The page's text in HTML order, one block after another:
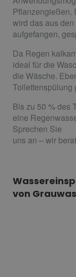
Pflanzengießen.
wird das aus
aufgefangen,
Da Regen
ideal für die
die Wäsche.
Toilettenspülung
Bis zu 50 % des
eine
Sprechen Sie
uns an – wir
von